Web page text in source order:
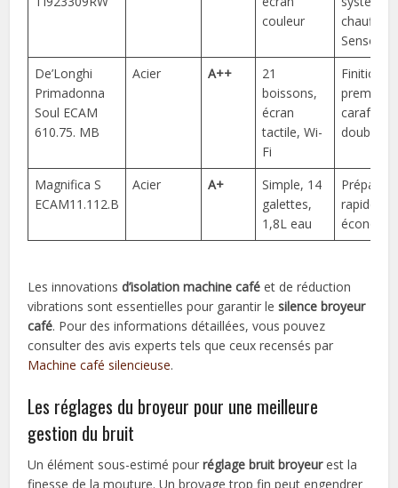
couleur
chauffe
De’Longhi
Primadonna
Soul ECAM
610.75. MB
Acier A++
21
boissons,
écran
tactile, Wi-
Fi
Finitions
premium,
carafe
double
Magnifica S
ECAM11.112.B
Acier A+
Simple, 14
galettes,
1,8L eau
rapide,
Les innovationsd’isolation machine café et de réduction
vibrations sont essentielles pour garantir lesilence broyeur
café. Pour des informations détaillées, vous pouvez
consulter des avis experts tels que ceux recensés par
Machine café silencieuse.
Les réglages du broyeur pour une meilleure
gestion du bruit
Un élément sous-estimé pourréglage bruit broyeurest la
finesse de la mouture. Un broyage trop fin peut engendrer